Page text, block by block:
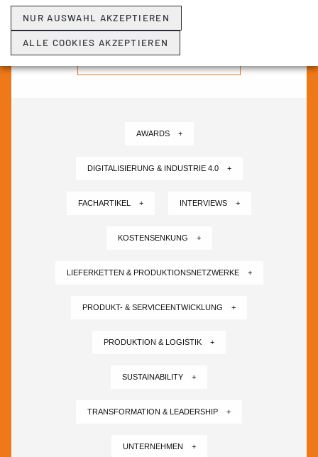
AWARDS +
DIGITALISIERUNG & INDUSTRIE 4.0 +
FACHARTIKEL + INTERVIEWS +
KOSTENSENKUNG +
LIEFERKETTEN & PRODUKTIONSNETZWERKE +
PRODUKT- & SERVICEENTWICKLUNG +
PRODUKTION & LOGISTIK +
SUSTAINABILITY +
TRANSFORMATION & LEADERSHIP +
UNTERNEHMEN +
NUR AUSWAHL AKZEPTIEREN
ALLE COOKIES AKZEPTIEREN